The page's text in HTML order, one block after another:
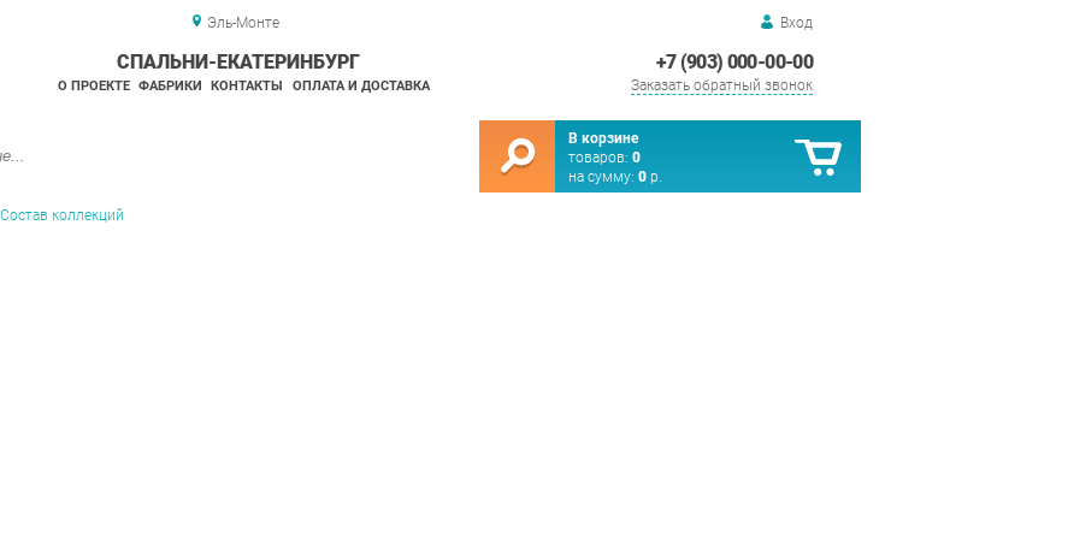
Эль-Монте Вход
+7 (903) 000-00-00
Заказать обратный звонок
СПАЛЬНИ-ЕКАТЕРИНБУРГ
О ПРОЕКТЕ ФАБРИКИ КОНТАКТЫ ОПЛАТА И ДОСТАВКА
В корзине
товаров: 0
на сумму: 0 р.
Состав коллекций